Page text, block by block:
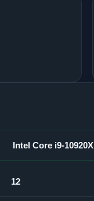
Intel Core i9-10920X
12